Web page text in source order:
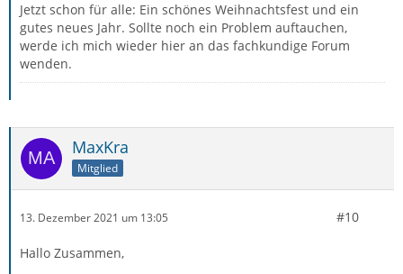
Jetzt schon für alle: Ein schönes Weihnachtsfest und ein
gutes neues Jahr. Sollte noch ein Problem auftauchen,
werde ich mich wieder hier an das fachkundige Forum
wenden.
MaxKra
Mitglied
13. Dezember 2021 um 13:05 #10
Hallo Zusammen,